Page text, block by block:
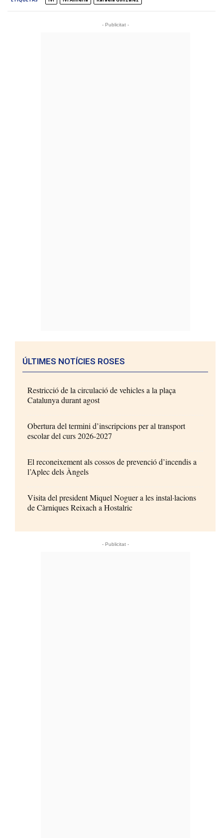
- Publicitat -
ÚLTIMES NOTÍCIES ROSES
Restricció de la circulació de vehicles a la plaça
Catalunya durant agost
Obertura del termini d’inscripcions per al transport
escolar del curs 2026-2027
El reconeixement als cossos de prevenció d’incendis a
l’Aplec dels Àngels
Visita del president Miquel Noguer a les instal·lacions
de Càrniques Reixach a Hostalric
- Publicitat -